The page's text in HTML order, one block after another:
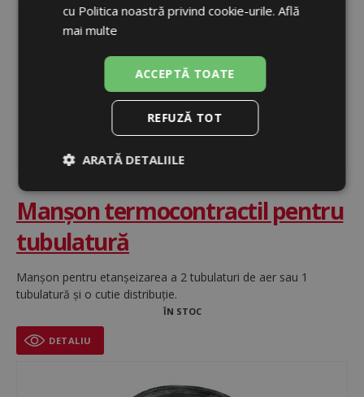
Manşon termocontractil pentru
tubulatură
Manşon pentru etanşeizarea a 2 tubulaturi de aer sau 1
tubulatură şi o cutie distribuție.
ÎN STOC
DETALIU
cu Politica noastră privind cookie-urile. Află
mai multe
ACCEPTĂ TOATE
REFUZĂ TOT
ARATĂ DETALIILE
Strict
necesare
De
performanță
De
targetare
funcţionalitate
Neclasificate